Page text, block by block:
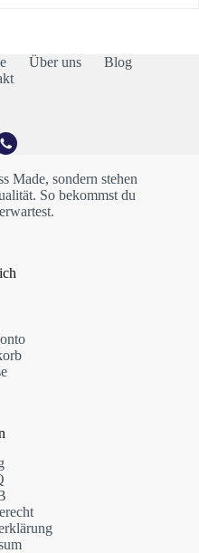
Über uns
Blog
Made, sondern stehen
So bekommst du